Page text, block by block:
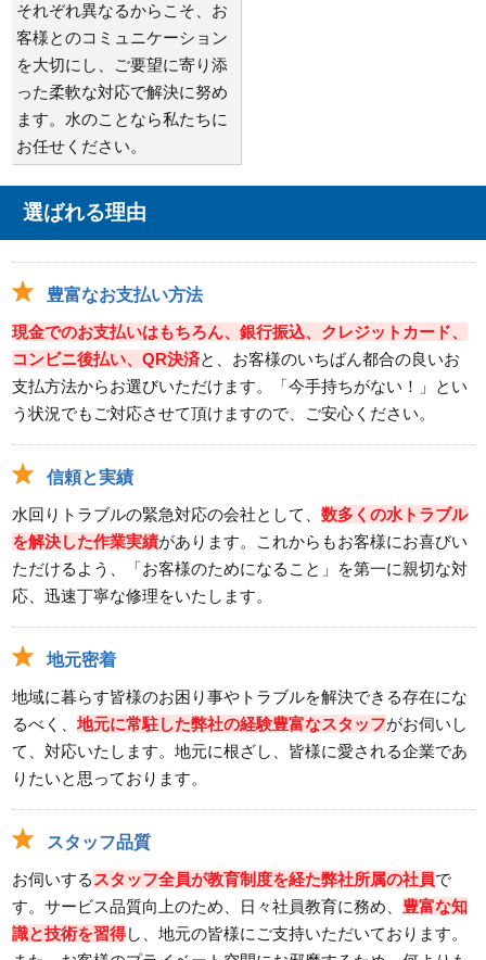
それぞれ異なるからこそ、お
客様とのコミュニケーション
を大切にし、ご要望に寄り添
った柔軟な対応で解決に努め
ます。水のことなら私たちに
お任せください。
選ばれる理由
豊富なお支払い方法
現金でのお支払いはもちろん、銀行振込、クレジットカード、
コンビニ後払い、QR決済と、お客様のいちばん都合の良いお
支払方法からお選びいただけます。「今手持ちがない！」とい
う状況でもご対応させて頂けますので、ご安心ください。
信頼と実績
水回りトラブルの緊急対応の会社として、数多くの水トラブル
を解決した作業実績があります。これからもお客様にお喜びい
ただけるよう、「お客様のためになること」を第一に親切な対
応、迅速丁寧な修理をいたします。
地元密着
地域に暮らす皆様のお困り事やトラブルを解決できる存在にな
るべく、地元に常駐した弊社の経験豊富なスタッフがお伺いし
て、対応いたします。地元に根ざし、皆様に愛される企業であ
りたいと思っております。
スタッフ品質
お伺いする スタッフ全員が教育制度を経た弊社所属の社員で
す。サービス品質向上のため、日々社員教育に務め、 豊富な知
識と技術を習得し、地元の皆様にご支持いただいております。